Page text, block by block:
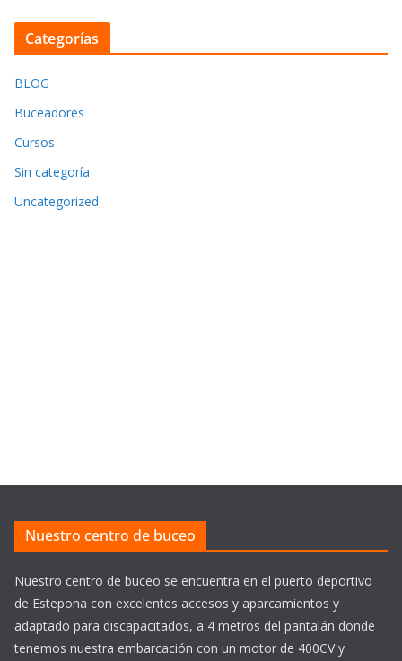
Categorías
BLOG
Buceadores
Cursos
Sin categoría
Uncategorized
Nuestro centro de buceo
Nuestro centro de buceo se encuentra en el puerto deportivo
de Estepona con excelentes accesos y aparcamientos y
adaptado para discapacitados, a 4 metros del pantalán donde
tenemos nuestra embarcación con un motor de 400CV y